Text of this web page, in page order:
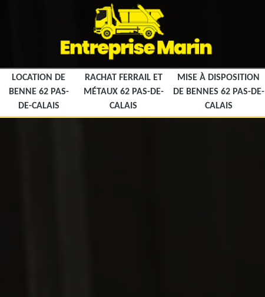
LOCATION DE
BENNE 62 PAS-
DE-CALAIS
RACHAT FERRAIL ET
MÉTAUX 62 PAS-DE-
CALAIS
MISE À DISPOSITION
DE BENNES 62 PAS-DE-
CALAIS